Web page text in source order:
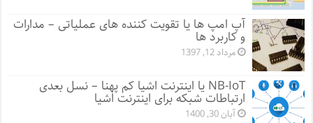
آپ امپ ها یا تقویت کننده های عملیاتی – مدارات
و کاربرد ها
مرداد 12, 1397
NB-IoT یا اینترنت اشیا کم پهنا – نسل بعدی
ارتباطات شبکه برای اینترنت اشیا
آبان 30, 1400